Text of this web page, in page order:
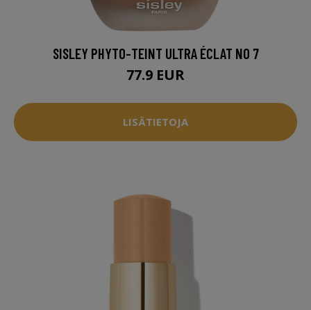
SISLEY PHYTO-TEINT ULTRA ÉCLAT NO 7
77.9 EUR
LISÄTIETOJA